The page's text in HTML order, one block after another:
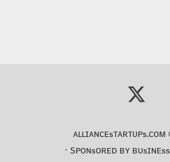
ᴀʟʟɪᴀɴᴄᴇsᴛᴀʀᴛᴜᴘs.ᴄᴏᴍ
⋅